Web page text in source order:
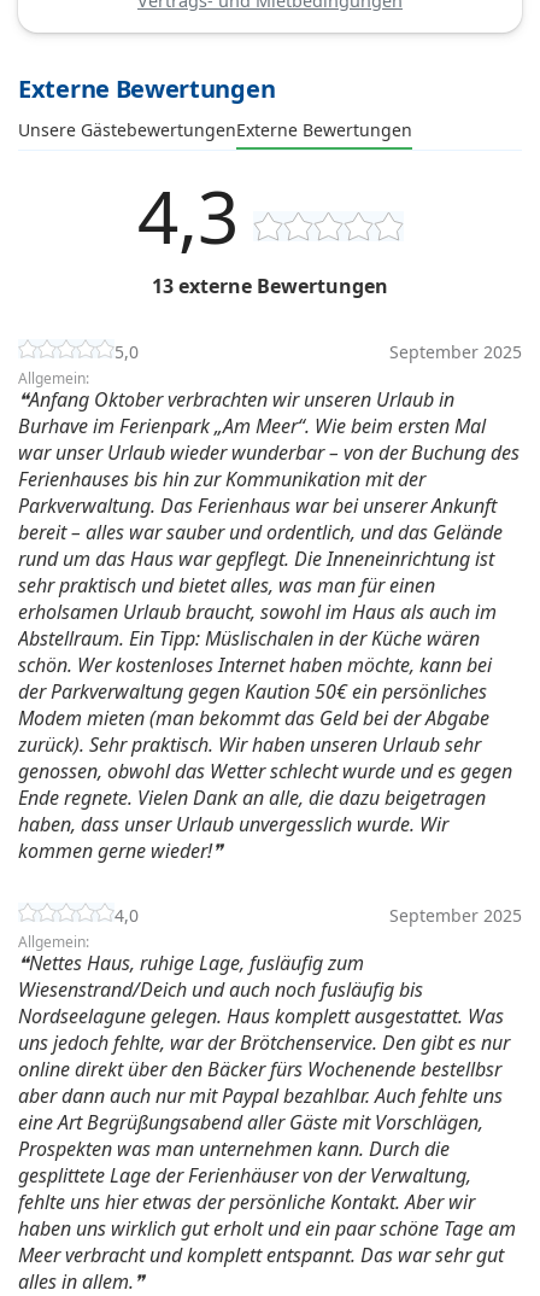
Externe Bewertungen
Unsere GästebewertungenExterne Bewertungen
4,3
13 externe Bewertungen
5,0 September 2025
Allgemein:
Anfang Oktober verbrachten wir unseren Urlaub in
Burhave im Ferienpark „Am Meer“. Wie beim ersten Mal
war unser Urlaub wieder wunderbar – von der Buchung des
Ferienhauses bis hin zur Kommunikation mit der
Parkverwaltung. Das Ferienhaus war bei unserer Ankunft
bereit – alles war sauber und ordentlich, und das Gelände
rund um das Haus war gepflegt. Die Inneneinrichtung ist
sehr praktisch und bietet alles, was man für einen
erholsamen Urlaub braucht, sowohl im Haus als auch im
Abstellraum. Ein Tipp: Müslischalen in der Küche wären
schön. Wer kostenloses Internet haben möchte, kann bei
der Parkverwaltung gegen Kaution 50€ ein persönliches
Modem mieten (man bekommt das Geld bei der Abgabe
zurück). Sehr praktisch. Wir haben unseren Urlaub sehr
genossen, obwohl das Wetter schlecht wurde und es gegen
Ende regnete. Vielen Dank an alle, die dazu beigetragen
haben, dass unser Urlaub unvergesslich wurde. Wir
kommen gerne wieder!
4,0 September 2025
Allgemein:
Nettes Haus, ruhige Lage, fusläufig zum
Wiesenstrand/Deich und auch noch fusläufig bis
Nordseelagune gelegen. Haus komplett ausgestattet. Was
uns jedoch fehlte, war der Brötchenservice. Den gibt es nur
online direkt über den Bäcker fürs Wochenende bestellbsr
aber dann auch nur mit Paypal bezahlbar. Auch fehlte uns
eine Art Begrüßungsabend aller Gäste mit Vorschlägen,
Prospekten was man unternehmen kann. Durch die
gesplittete Lage der Ferienhäuser von der Verwaltung,
fehlte uns hier etwas der persönliche Kontakt. Aber wir
haben uns wirklich gut erholt und ein paar schöne Tage am
Meer verbracht und komplett entspannt. Das war sehr gut
alles in allem.